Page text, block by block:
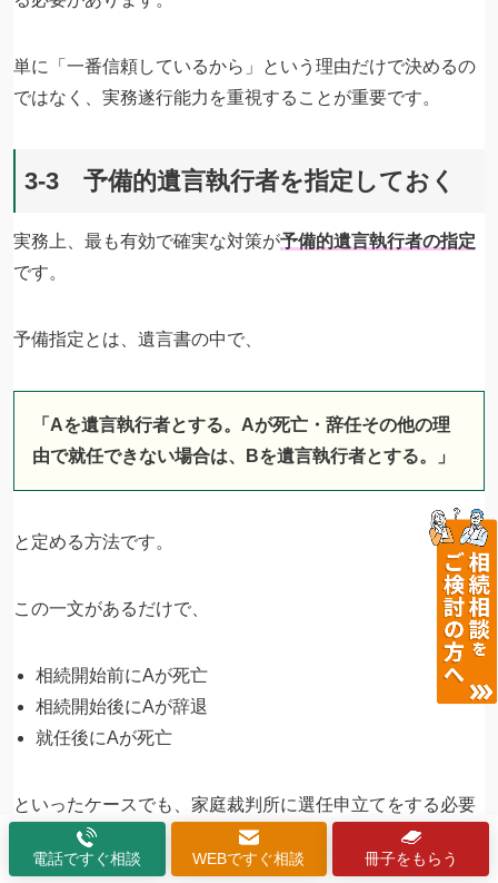
単に「一番信頼しているから」という理由だけで決めるの
ではなく、実務遂行能力を重視することが重要です。
3-3 予備的遺言執行者を指定しておく
実務上、最も有効で確実な対策が予備的遺言執行者の指定
です。
予備指定とは、遺言書の中で、
「Aを遺言執行者とする。Aが死亡・辞任その他の理
由で就任できない場合は、Bを遺言執行者とする。」
と定める方法です。
この一文があるだけで、
相続開始前にAが死亡
相続開始後にAが辞退
就任後にAが死亡
といったケースでも、家庭裁判所に選任申立てをする必要
がなくなります。
電話ですぐ相談 WEBですぐ相談 冊子をもらう